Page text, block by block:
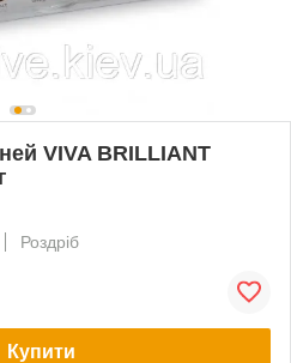
VIVA BRILLIANT
Роздріб
Купити